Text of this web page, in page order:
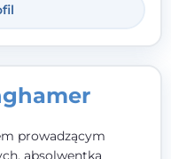
prowadzącym
absolwentką